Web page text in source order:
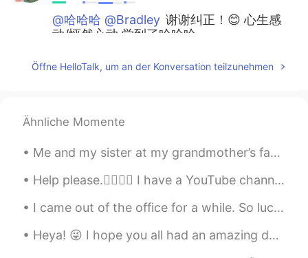
@哈哈哈 @Bradley 谢谢纠正！😊 心生感
动/怦然心动 学到了哈哈哈
Bradley 2020.06.07 06:04
我来说那片DVD不仅是一个DVD而是一
惊肉跳
。
为对我来说那片DVD不仅是一个DVD而
我怦然心动。
Else 2020.06.07 06:01
Öffne HelloTalk, um an der Konversation teilzunehmen
Ähnliche Momente
Me and my sister at my grandmother’s farm. Don’t ask what was going on in that last picture. 我和我...
Help please.🙋🏼‍♀️✨ I have a YouTube channel but not sure what to say on it. 🤔✨ I have so many ...
I came out of the office for a while. So lucky I work within these grounds, very peaceful and qui...
Heya! 😜 I hope you all had an amazing day. Remember to stay positive, smile, and be happy even wh...